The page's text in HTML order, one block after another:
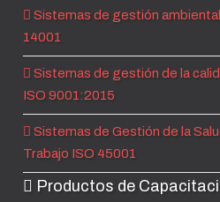
Sistemas de gestión
14001
Sistemas de gestión de la
ISO 9001:2015
Sistemas de Gestión de la
Trabajo ISO 45001
Productos de